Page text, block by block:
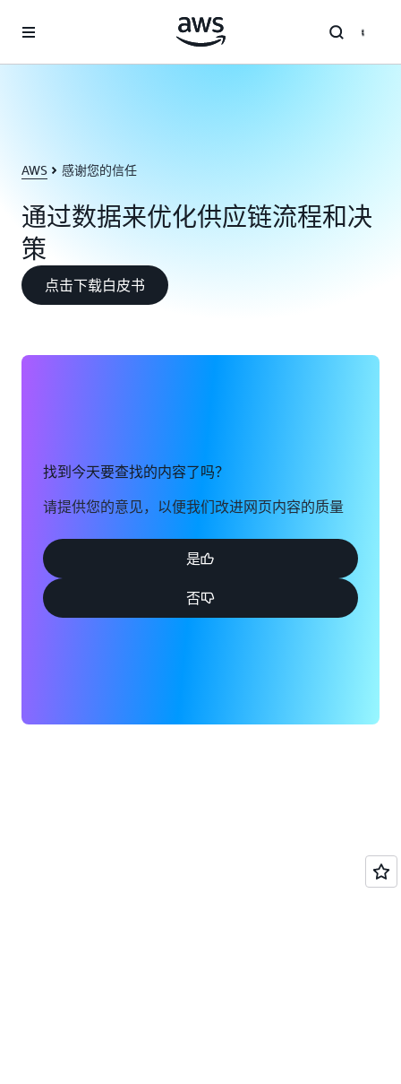
AWS 感谢您的信任
通过数据来优化供应链流程和决
策
点击下载白皮书
找到今天要查找的内容了吗？
请提供您的意见，以便我们改进网页内容的质量
是
否